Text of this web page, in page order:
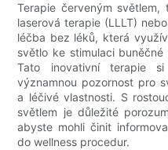
Terapie červeným světlem,
laserová terapie (LLLT)
léčba bez léků, která
světlo ke stimulaci
Tato inovativní terapie
významnou pozornost pro
a léčivé vlastnosti. S
světlem je důležité
abyste mohli činit
do wellness procedur.